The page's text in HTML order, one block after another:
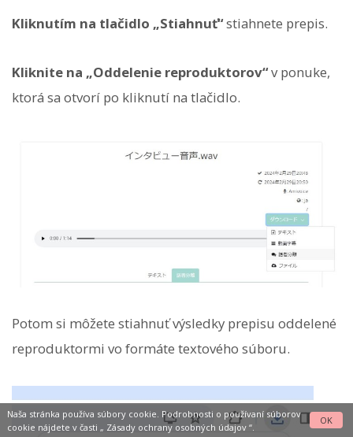
Kliknutím na tlačidlo „Stiahnuť“stiahnete prepis.
Kliknite na „Oddelenie reproduktorov“v ponuke,
ktorá sa otvorí po kliknutí na tlačidlo.
Potom si môžete stiahnuť výsledky prepisu oddelené
reproduktormi vo formáte textového súboru.
Naša stránka používa súbory cookie. Podrobnosti o používaní súborov
cookie nájdete v časti „ Zásady ochrany osobných údajov“.
OK